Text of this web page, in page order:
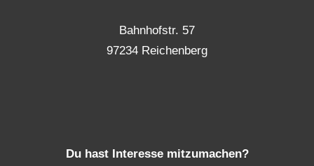
Bahnhofstr. 57
97234 Reichenberg
Du hast Interesse mitzumachen?